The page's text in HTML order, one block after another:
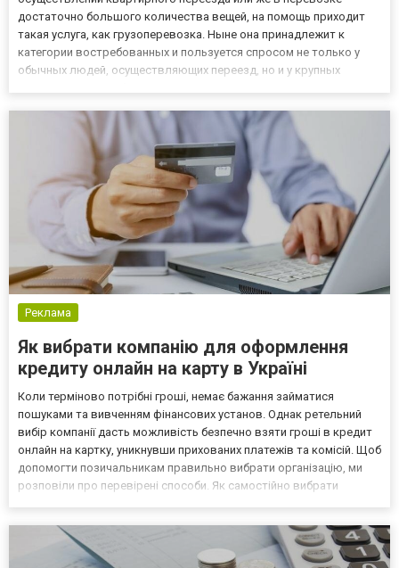
достаточно большого количества вещей, на помощь приходит
такая услуга, как грузоперевозка. Ныне она принадлежит к
категории востребованных и пользуется спросом не только у
обычных людей, осуществляющих переезд, но и у крупных
Реклама
Як вибрати компанію для оформлення
кредиту онлайн на карту в Україні
Коли терміново потрібні гроші, немає бажання займатися
пошуками та вивченням фінансових установ. Однак ретельний
вибір компанії дасть можливість безпечно взяти гроші в кредит
онлайн на картку, уникнувши прихованих платежів та комісій. Щоб
допомогти позичальникам правильно вибрати організацію, ми
розповіли про перевірені способи. Як самостійно вибрати